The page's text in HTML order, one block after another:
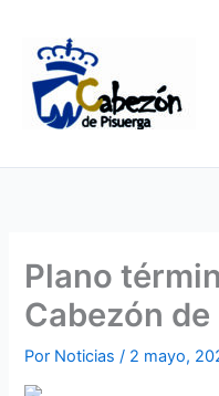
contenido
Plano
Cabezón
Por Noticias/ 2 mayo,